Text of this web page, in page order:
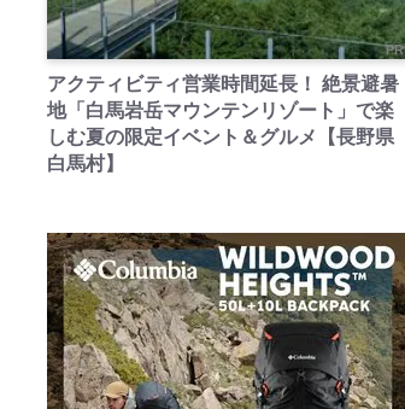
PR
アクティビティ営業時間延長！ 絶景避暑
地「白馬岩岳マウンテンリゾート」で楽
しむ夏の限定イベント＆グルメ【長野県
白馬村】